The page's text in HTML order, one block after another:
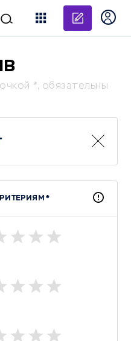
*, обязательны
*